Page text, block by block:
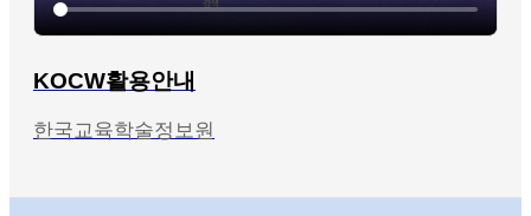
KOCW활용안내
한국교육학술정보원